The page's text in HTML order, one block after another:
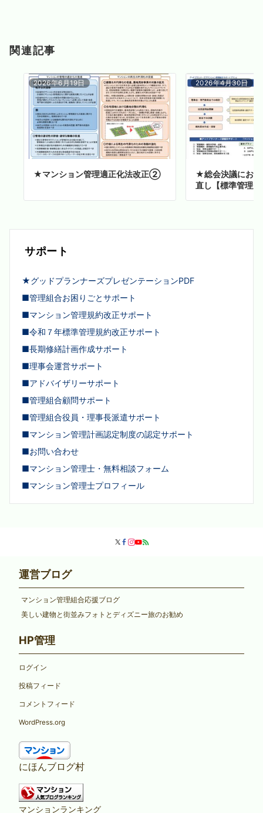
関連記事
2026年6月19日
★マンション管理適正化法改正②
2026年4月30日
★総会決議にお
直し【標準管理
サポート
★グッドプランナーズプレゼンテーションPDF
■管理組合お困りごとサポート
■マンション管理規約改正サポート
■令和７年標準管理規約改正サポート
■長期修繕計画作成サポート
■理事会運営サポート
■アドバイザリーサポート
■管理組合顧問サポート
■管理組合役員・理事長派遣サポート
■マンション管理計画認定制度の認定サポート
■お問い合わせ
■マンション管理士・無料相談フォーム
■マンション管理士プロフィール
運営ブログ
マンション管理組合応援ブログ
美しい建物と街並みフォトとディズニー旅のお勧め
HP管理
ログイン
投稿フィード
コメントフィード
WordPress.org
にほんブログ村
マンションランキング